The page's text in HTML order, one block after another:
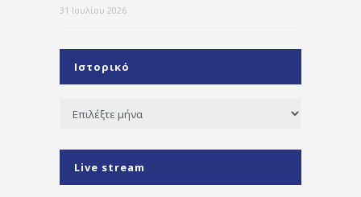
31 Ιουλίου 2026
Ιστορικό
Ιστορικό
Live stream